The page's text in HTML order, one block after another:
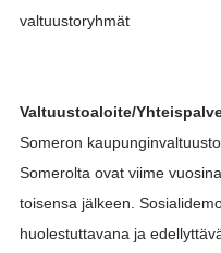
valtuustoryhmät
Valtuustoaloite/
Someron
Somerolta ovat viime
toisensa jälkeen.
huolestuttavana ja